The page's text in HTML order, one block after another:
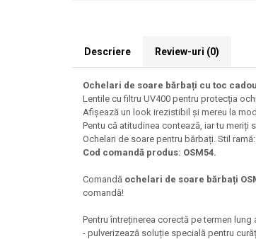
Descriere Review-uri (0)
Ochelari de soare bărbați cu toc cadou
Lentile cu filtru UV400 pentru protecția
Afișează un look irezistibil și mereu la
Pentu că atitudinea contează, iar tu meriți
Ochelari de soare pentru bărbați. Stil
Cod comandă produs: OSM54.
Comandă ochelari de soare bărbați
comandă!
Pentru întreținerea corectă pe termen
- pulverizează soluție specială pentru